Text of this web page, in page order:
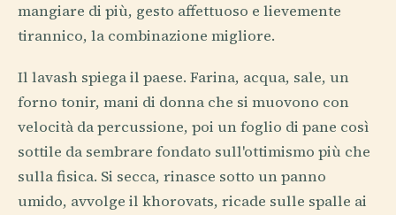
mangiare di più, gesto affettuoso e lievemente
tirannico, la combinazione migliore.
Il lavash spiega il paese. Farina, acqua, sale, un
forno tonir, mani di donna che si muovono con
velocità da percussione, poi un foglio di pane così
sottile da sembrare fondato sull'ottimismo più che
sulla fisica. Si secca, rinasce sotto un panno
umido, avvolge il khorovats, ricade sulle spalle ai